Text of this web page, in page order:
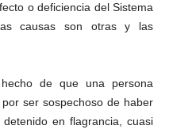
o deficiencia del Sistema
causas son otras y las
de que una persona
ser sospechoso de haber
en flagrancia, cuasi